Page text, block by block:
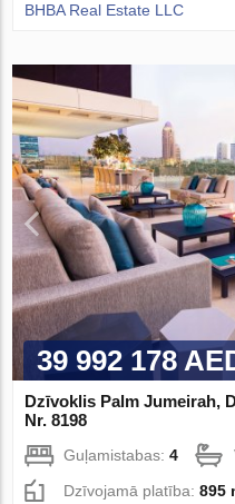
BHBA Real Estate LLC
39 992 178
Dzīvoklis Palm Jumeirah,
Nr. 8198
Guļamistabas:4
Dzīvojamā platība:895